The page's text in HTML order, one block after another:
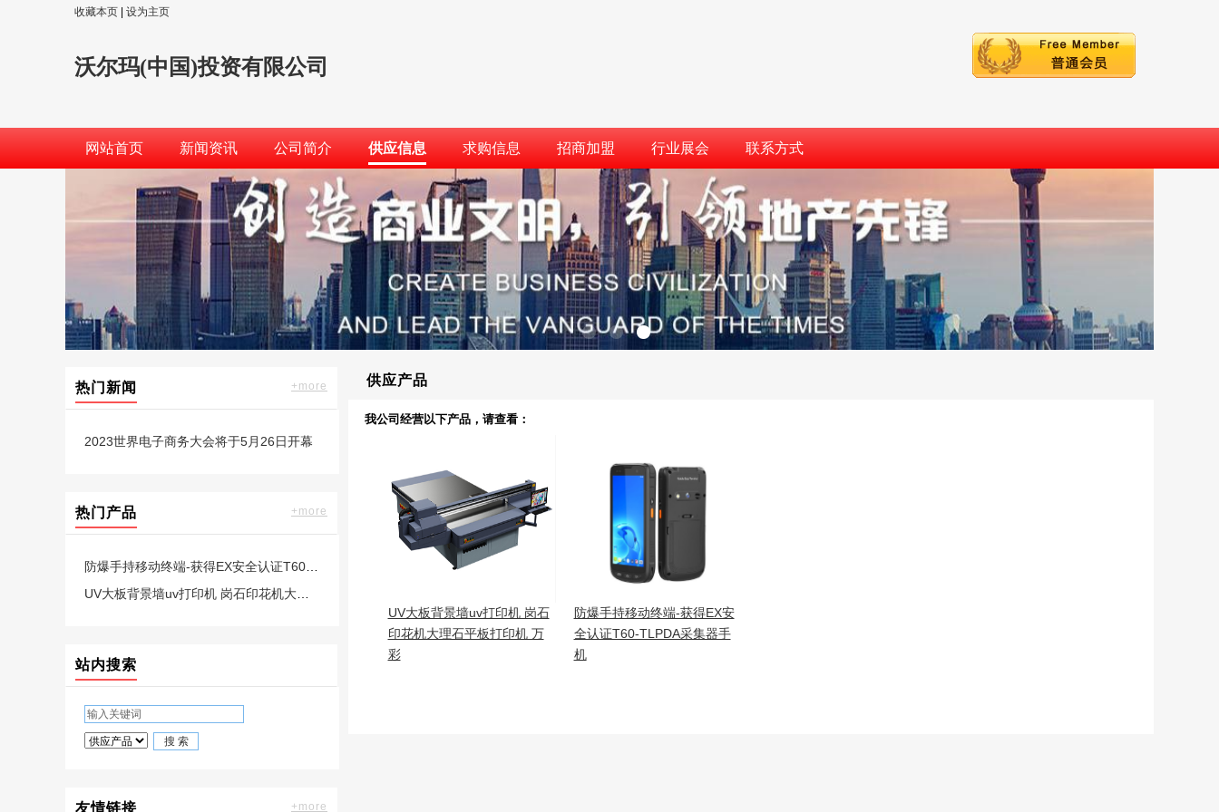
收藏本页 设为主页
沃尔玛(中国)投资有限公司
网站首页 新闻资讯 公司简介 供应信息 求购信息 招商加盟 行业展会 联系方式
+more
热门新闻
2023世界电子商务大会将于5月26日开幕
+more
热门产品
站内搜索
+more
友情链接
供应产品
我公司经营以下产品，请查看：
UV大板背景墙uv打印机 岗石
印花机大理石平板打印机 万
彩
防爆手持移动终端-获得EX安
全认证T60-TLPDA采集器手
机